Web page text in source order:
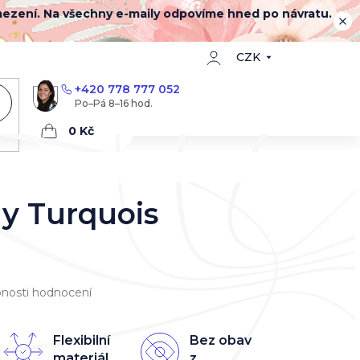
Na všechny e-maily odpovíme hned po návratu.
CZK
+420 778 777 052
Nákupní
Flexibilní
Bez obav
Turquois
hodnocení